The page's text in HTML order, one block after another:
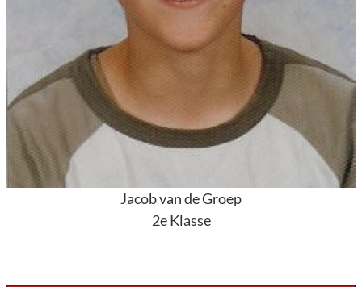
Jacob van de Groep
2e Klasse